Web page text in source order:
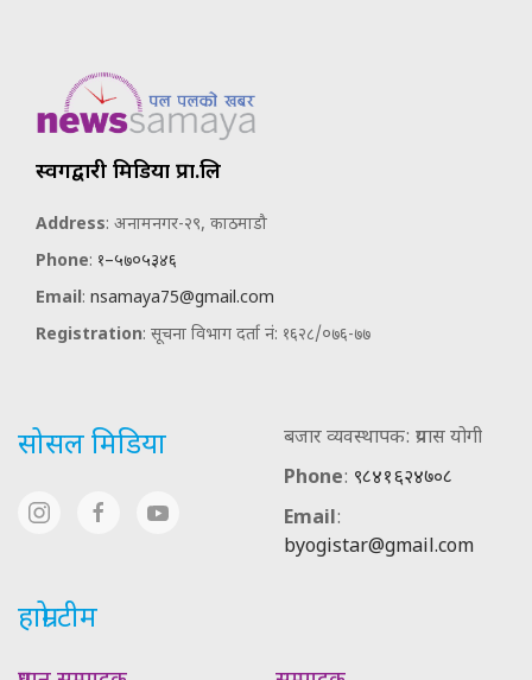
स्वर्गद्वारी मिडिया प्रा.लि
Address: अनामनगर-२९, काठमाडौ
Phone: १–५७०५३४६
Email: nsamaya75@gmail.com
Registration: सूचना विभाग दर्ता नं: १६२८/०७६-७७
सोसल मिडिया
बजार व्यवस्थापक: प्रयास योगी
Phone: ९८४१६२४७०८
Email:
byogistar@gmail.com
हाम्रो टीम